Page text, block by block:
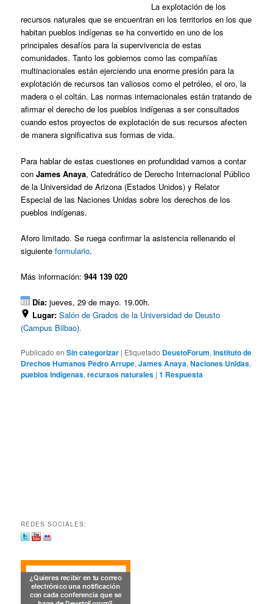
La explotación de los
recursos naturales que se encuentran en los territorios en los que
habitan pueblos indígenas se ha convertido en uno de los
principales desafíos para la supervivencia de estas
comunidades. Tanto los gobiernos como las compañías
multinacionales están ejerciendo una enorme presión para la
explotación de recursos tan valiosos como el petróleo, el oro, la
madera o el coltán. Las normas internacionales están tratando de
afirmar el derecho de los pueblos indígenas a ser consultados
cuando estos proyectos de explotación de sus recursos afecten
de manera significativa sus formas de vida.
Para hablar de estas cuestiones en profundidad vamos a contar
conJames Anaya, Catedrático de Derecho Internacional Público
de la Universidad de Arizona (Estados Unidos) y Relator
Especial de las Naciones Unidas sobre los derechos de los
pueblos indígenas.
Aforo limitado. Se ruega confirmar la asistencia rellenando el
siguienteformulario.
Más información:944 139 020
Día: jueves, 29 de mayo. 19.00h.
Lugar: Salón de Grados de la Universidad de Deusto
(Campus Bilbao).
Publicado en Sin categorizar | Etiquetado DeustoForum,Instituto de
Drechos Humanos Pedro Arrupe,James Anaya,Naciones Unidas,
pueblos indígenas,recursos naturales |1 Respuesta
REDES SOCIALES: